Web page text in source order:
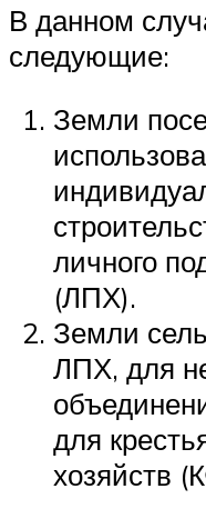
В данном
следующие:
Земли
личного
(ЛПХ).
Земли
ЛПХ, для
для
хозяйств